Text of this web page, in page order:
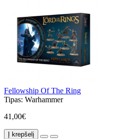
Fellowship Of The Ring
Tipas: Warhammer
41,00€
Į krepšelį